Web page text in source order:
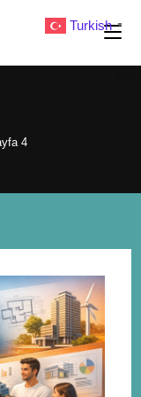
4
Turkish ▼